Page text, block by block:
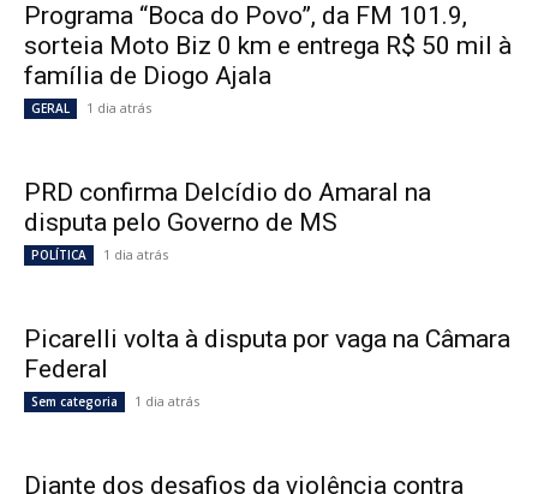
Programa “Boca do Povo”, da FM 101.9,
sorteia Moto Biz 0 km e entrega R$ 50 mil à
família de Diogo Ajala
GERAL 1 dia atrás
PRD confirma Delcídio do Amaral na
disputa pelo Governo de MS
POLÍTICA 1 dia atrás
Picarelli volta à disputa por vaga na Câmara
Federal
Sem categoria 1 dia atrás
Diante dos desafios da violência contra